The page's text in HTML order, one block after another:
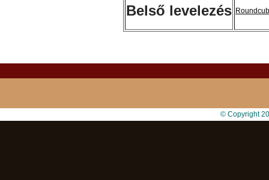
Belső levelezés
© Copyright